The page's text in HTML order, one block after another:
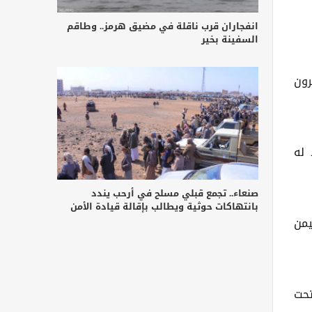
له
انفجاران قرب ناقلة في مضيق هرمز.. وطاقم
السفينة بخير
صنعاء.. تجمع قبلي مسلح في أرحب يندد
بانتهاكات حوثية ويطالب بإقالة قيادة الأمن